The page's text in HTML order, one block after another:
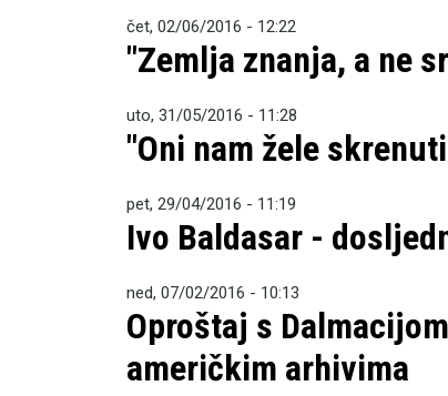
čet, 02/06/2016 - 12:22
"Zemlja znanja, a ne
uto, 31/05/2016 - 11:28
"Oni nam žele
pet, 29/04/2016 - 11:19
Ivo Baldasar -
ned, 07/02/2016 - 10:13
Oproštaj s
američkim arhivima